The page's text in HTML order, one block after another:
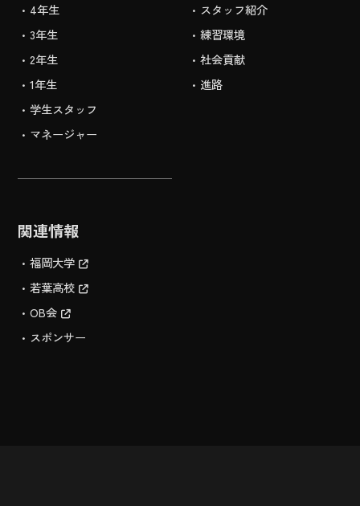
4年生
3年生
2年生
1年生
学生スタッフ
マネージャー
スタッフ紹介
練習環境
社会貢献
進路
関連情報
福岡大学
若葉高校
OB会
スポンサー